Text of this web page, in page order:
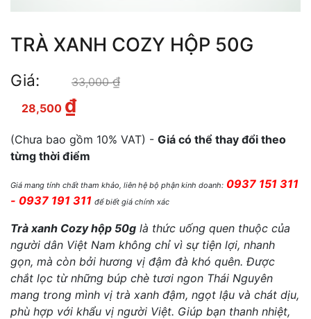
TRÀ XANH COZY HỘP 50G
Giá: 33,000₫
28,500 ₫
(Chưa bao gồm 10% VAT) - Giá có thể thay đổi theo
từng thời điểm
Giá mang tính chất tham khảo, liên hệ bộ phận kinh doanh: 0937 151 311
- 0937 191 311 để biết giá chính xác
Trà xanh Cozy hộp 50g là thức uống quen thuộc của
người dân Việt Nam không chỉ vì sự tiện lợi, nhanh
gọn, mà còn bởi hương vị đậm đà khó quên. Được
chắt lọc từ những búp chè tươi ngon Thái Nguyên
mang trong mình vị trà xanh đậm, ngọt lậu và chát dịu,
phù hợp với khẩu vị người Việt. Giúp bạn thanh nhiệt,